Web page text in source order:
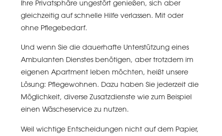
Ihre Privatsphäre ungestört genießen, sich aber
gleichzeitig auf schnelle Hilfe verlassen. Mit oder
ohne Pflegebedarf.
Und wenn Sie die dauerhafte Unterstützung eines
Ambulanten Dienstes benötigen, aber trotzdem im
eigenen Apartment leben möchten, heißt unsere
Lösung: Pflegewohnen. Dazu haben Sie jederzeit die
Möglichkeit, diverse Zusatzdienste wie zum Beispiel
einen Wäscheservice zu nutzen.
Weil wichtige Entscheidungen nicht auf dem Papier,